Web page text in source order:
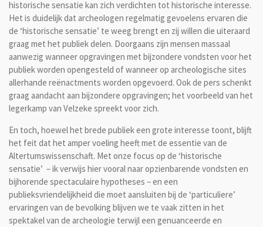
historische sensatie kan zich verdichten tot historische interesse.
Het is duidelijk dat archeologen regelmatig gevoelens ervaren die
de ‘historische sensatie’ te weeg brengt en zij willen die uiteraard
graag met het publiek delen. Doorgaans zijn mensen massaal
aanwezig wanneer opgravingen met bijzondere vondsten voor het
publiek worden opengesteld of wanneer op archeologische sites
allerhande reënactments worden opgevoerd. Ook de pers schenkt
graag aandacht aan bijzondere opgravingen; het voorbeeld van het
legerkamp van Velzeke spreekt voor zich.
En toch, hoewel het brede publiek een grote interesse toont, blijft
het feit dat het amper voeling heeft met de essentie van de
Altertumswissenschaft. Met onze focus op de ‘historische
sensatie’ – ik verwijs hier vooral naar opzienbarende vondsten en
bijhorende spectaculaire hypotheses – en een
publieksvriendelijkheid die moet aansluiten bij de ‘particuliere’
ervaringen van de bevolking blijven we te vaak zitten in het
spektakel van de archeologie terwijl een genuanceerde en